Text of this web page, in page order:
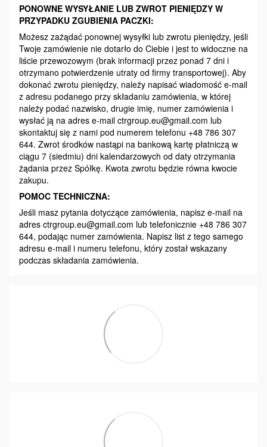
PONOWNE WYSYŁANIE LUB ZWROT PIENIĘDZY W
PRZYPADKU ZGUBIENIA PACZKI:
Możesz zażądać ponownej wysyłki lub zwrotu pieniędzy, jeśli
Twoje zamówienie nie dotarło do Ciebie i jest to widoczne na
liście przewozowym (brak informacji przez ponad 7 dni i
otrzymano potwierdzenie utraty od firmy transportowej). Aby
dokonać zwrotu pieniędzy, należy napisać wiadomość e-mail
z adresu podanego przy składaniu zamówienia, w której
należy podać nazwisko, drugie imię, numer zamówienia i
wysłać ją na adres e-mail ctrgroup.eu@gmail.com lub
skontaktuj się z nami pod numerem telefonu +48 786 307
644. Zwrot środków nastąpi na bankową kartę płatniczą w
ciągu 7 (siedmiu) dni kalendarzowych od daty otrzymania
żądania przez Spółkę. Kwota zwrotu będzie równa kwocie
zakupu.
POMOC TECHNICZNA:
Jeśli masz pytania dotyczące zamówienia, napisz e-mail na
adres ctrgroup.eu@gmail.com lub telefonicznie +48 786 307
644, podając numer zamówienia. Napisz list z tego samego
adresu e-mail i numeru telefonu, który został wskazany
podczas składania zamówienia.